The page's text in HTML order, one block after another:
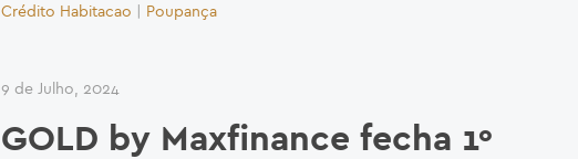
Crédito Habitacao | Poupança
9 de Julho, 2024
GOLD by Maxfinance fecha 1º